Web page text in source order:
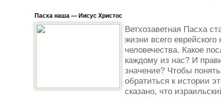
Пасха наша — Иисус Христос
Ветхозаветная Пасха
жизни всего
человечества. Какое
каждому из нас? И
значение? Чтобы
обратиться к истории
сказано, что